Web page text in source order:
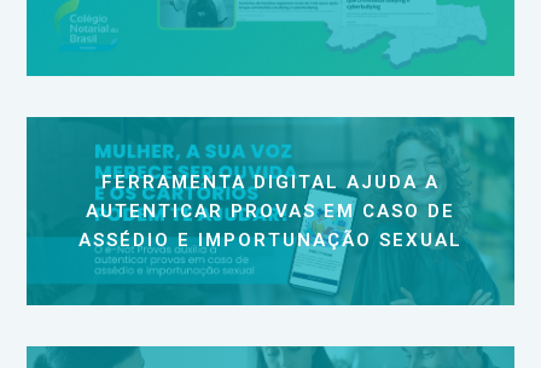
FERRAMENTA DIGITAL AJUDA A
AUTENTICAR PROVAS EM CASO DE
ASSÉDIO E IMPORTUNAÇÃO SEXUAL